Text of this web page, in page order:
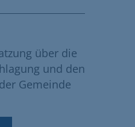
über die
und den
Gemeinde